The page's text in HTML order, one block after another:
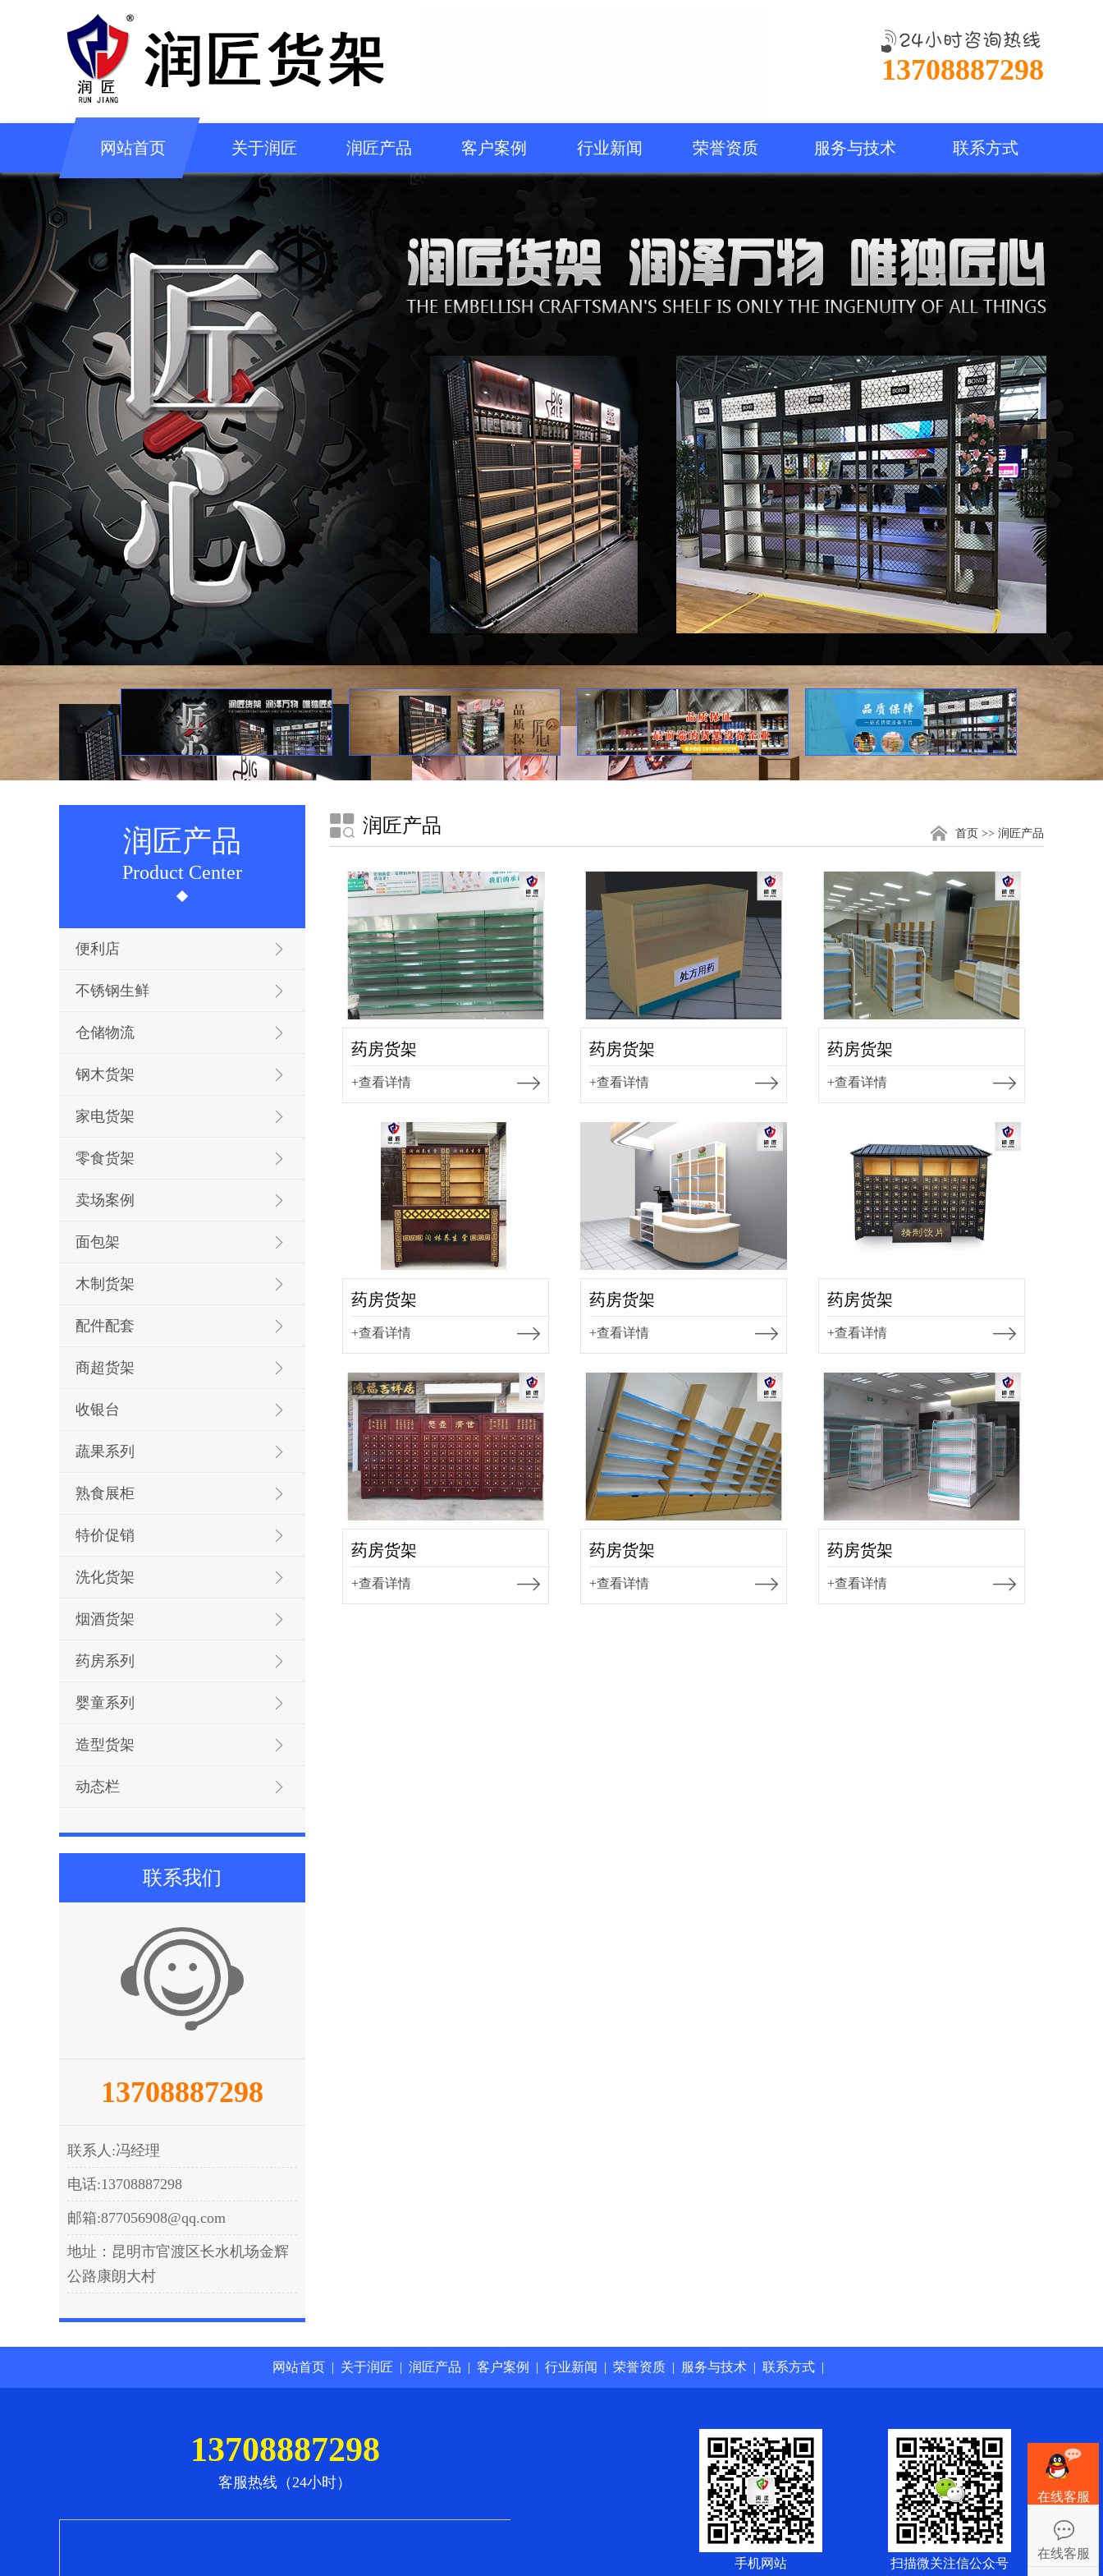
13708887298
网站首页 关于润匠 润匠产品 客户案例 行业新闻 荣誉资质 服务与技术 联系方式
润匠产品
Product Center
便利店
不锈钢生鲜
仓储物流
钢木货架
家电货架
零食货架
卖场案例
面包架
木制货架
配件配套
商超货架
收银台
蔬果系列
熟食展柜
特价促销
洗化货架
烟酒货架
药房系列
婴童系列
造型货架
动态栏
联系我们
13708887298
联系人:冯经理
电话:13708887298
邮箱:877056908@qq.com
地址：昆明市官渡区长水机场金辉
公路康朗大村
润匠产品 首页 >> 润匠产品
药房货架
+查看详情
药房货架
+查看详情
药房货架
+查看详情
药房货架
+查看详情
药房货架
+查看详情
药房货架
+查看详情
药房货架
+查看详情
药房货架
+查看详情
药房货架
+查看详情
网站首页 | 关于润匠 | 润匠产品 | 客户案例 | 行业新闻 | 荣誉资质 | 服务与技术 | 联系方式 |
13708887298
客服热线（24小时）
扫描微关注信公众号
手机网站
在线客服
在线客服